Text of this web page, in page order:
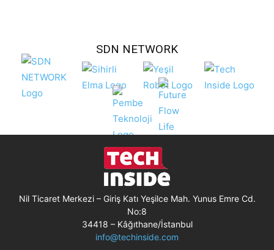
SDN NETWORK
Nil Ticaret Merkezi – Giriş Katı Yeşilce Mah. Yunus Emre Cd.
No:8
34418 – Kâğıthane/İstanbul
info@techinside.com